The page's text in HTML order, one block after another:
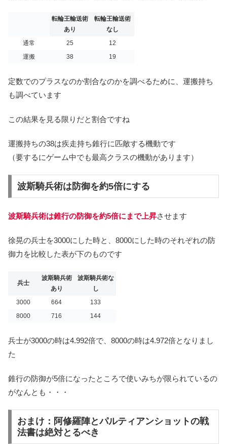
転輪王輸送術
あり
転輪王輸送術
なし
通常
25
12
運搬
38 19
定数でのプラスなのか割合なのかを調べるために、運搬持ち
も調べています
この結果を見る限りだと割合ですね
運搬持ちの38は疾走持ち錐行に匹敵する機動です
（要するにゲーム中でも最高クラスの機動があります）
波斯騎兵術は防御を約5倍にする
波斯騎兵術は錐行の防御を約5倍にまで上昇させます
徐晃の兵士を3000にした時と、8000にした時のそれぞれの防
御力を比較した表が下のものです
兵士
波斯騎兵術
あり
波斯騎兵術な
し
3000
664
133
8000
716 144
兵士が3000の時は4.992倍で、8000の時は4.972倍となりまし
た
錐行の防御が5倍になったところで使いみちが限られているの
がなんとも・・・
おまけ：阿修羅陣とパルティアンショットの戦
法書は絶対とるべき